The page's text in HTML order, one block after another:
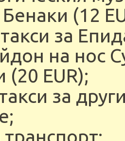
(12
за
на нос
EUR);
за
транспорт;